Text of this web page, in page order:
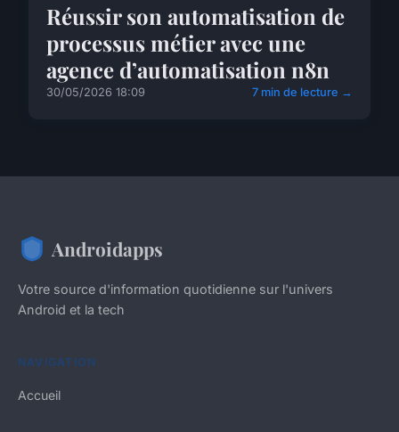
Réussir son automatisation de
processus métier avec une
agence d’automatisation n8n
30/05/2026 18:09 7 min de lecture →
Androidapps
Votre source d'information quotidienne sur l'univers
Android et la tech
NAVIGATION
Accueil